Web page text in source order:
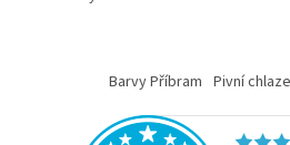
Barvy Příbram Pivní